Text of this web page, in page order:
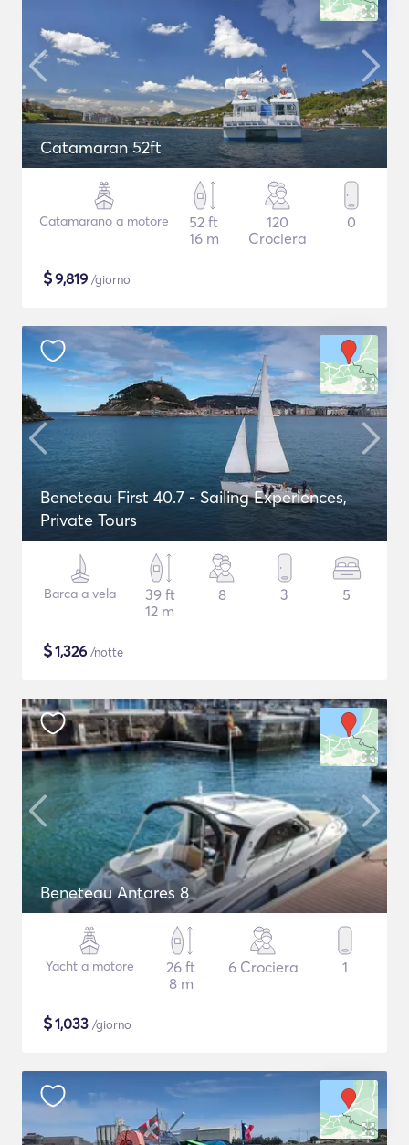
Catamaran 52ft
Catamarano a motore
52 ft
16 m
120
Crociera
0
$9,819 /giorno
Beneteau First 40.7 - Sailing Experiences,
Private Tours
Barca a vela
39 ft
12 m
8 3 5
$1,326 /notte
Beneteau Antares 8
Yacht a motore
26 ft
8 m
6 Crociera 1
$1,033 /giorno